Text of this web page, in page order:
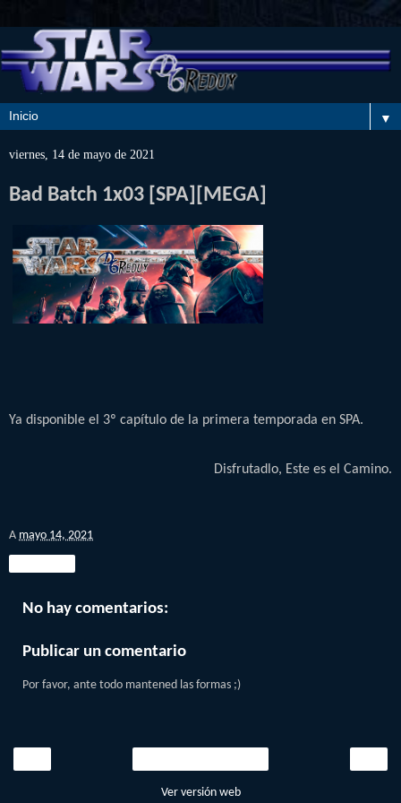
▼
viernes, 14 de mayo de 2021
Bad Batch 1x03 [SPA][MEGA]
Ya disponible el 3º capítulo de la primera temporada en SPA.
Disfrutadlo, Este es el Camino.
A mayo 14, 2021
No hay comentarios:
Publicar un comentario
Por favor, ante todo mantened las formas ;)
Ver versión web